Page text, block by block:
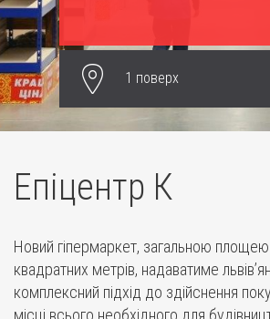
1 поверх
Епіцентр К
Новий гіпермаркет, загальною
квадратних метрів, надаватиме
комплексний підхід до здійснення
місці всього необхідного для